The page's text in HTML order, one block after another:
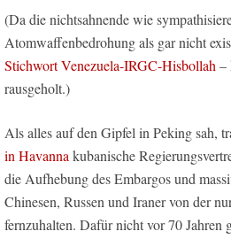
(Da die nichtsahnende wie
Atomwaffenbedrohung als gar nicht
Stichwort Venezuela-IRGC-Hisbollah –
rausgeholt.)
Als alles auf den Gipfel in Peking sah,
in Havanna kubanische
die Aufhebung des Embargos und
Chinesen, Russen und Iraner von der
fernzuhalten. Dafür nicht vor 70 Jahren